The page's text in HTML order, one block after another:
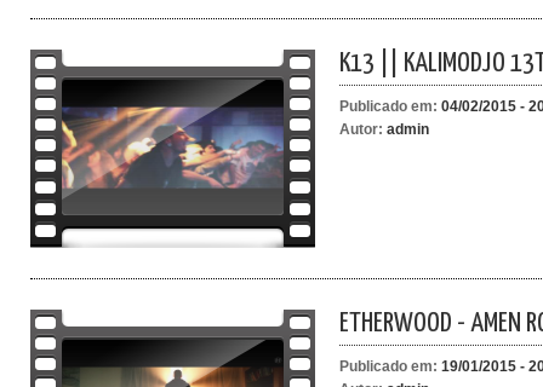
K13 || KALIMODJO
Publicado em: 04/02/2015 -
Autor: admin
ETHERWOOD - AMEN
Publicado em: 19/01/2015 -